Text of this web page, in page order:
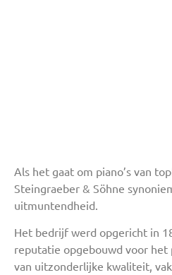
Als het gaat om piano’s van
Steingraeber & Söhne
uitmuntendheid.
Het bedrijf werd opgericht in
reputatie opgebouwd voor het
van uitzonderlijke kwaliteit,